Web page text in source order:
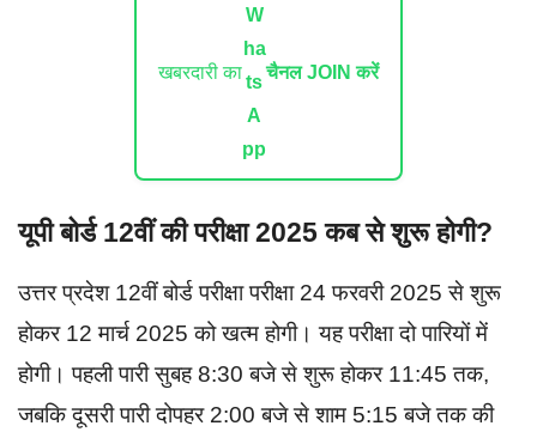
खबरदारी का चैनल JOIN करें
यूपी बोर्ड 12वीं की परीक्षा 2025 कब से शुरू होगी?
उत्तर प्रदेश 12वीं बोर्ड परीक्षा परीक्षा 24 फरवरी 2025 से शुरू
होकर 12 मार्च 2025 को खत्म होगी। यह परीक्षा दो पारियों में
होगी। पहली पारी सुबह 8:30 बजे से शुरू होकर 11:45 तक,
जबकि दूसरी पारी दोपहर 2:00 बजे से शाम 5:15 बजे तक की